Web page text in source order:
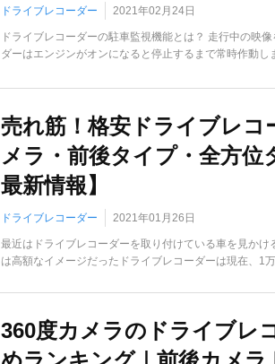
ドライブレコーダー 2021年02月24日
ドライブレコーダーの駐車監視機能とは？ 走行中の映
ダーはエンジンがオンになると停止するまで常時作動し
売れ筋！格安ドライブレコ
メラ・前後タイプ・全方位
最新情報】
ドライブレコーダー 2021年01月26日
最近はドライブレコーダーを取り付けている車を見か
は高額なイメージだったドライブレコーダーは現在、1
360度カメラのドライブレ